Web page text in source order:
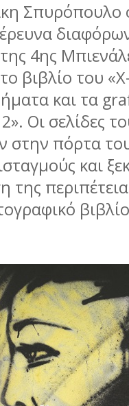
Σπυρόπουλο
4ης
βιβλίο του
και τα
Οι σελίδες
στην πόρτα
και